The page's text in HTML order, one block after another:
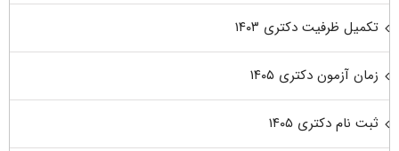
تکمیل ظرفیت دکتری ۱۴۰۳
زمان آزمون دکتری ۱۴۰۵
ثبت نام دکتری ۱۴۰۵